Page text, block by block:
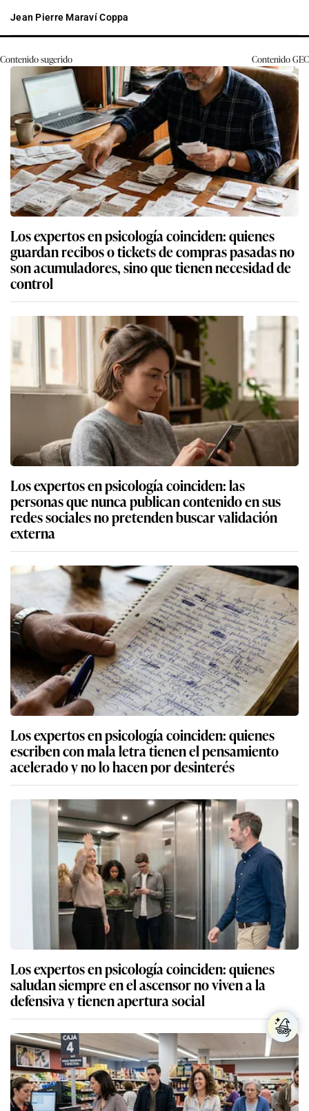
Jean Pierre Maraví Coppa
Contenido sugerido ContenidoGEC
Los expertos en psicología coinciden: quienes
guardan recibos o tickets de compras pasadas no
son acumuladores, sino que tienen necesidad de
control
Los expertos en psicología coinciden: las
personas que nunca publican contenido en sus
redes sociales no pretenden buscar validación
externa
Los expertos en psicología coinciden: quienes
escriben con mala letra tienen el pensamiento
acelerado y no lo hacen por desinterés
Los expertos en psicología coinciden: quienes
saludan siempre en el ascensor no viven a la
defensiva y tienen apertura social